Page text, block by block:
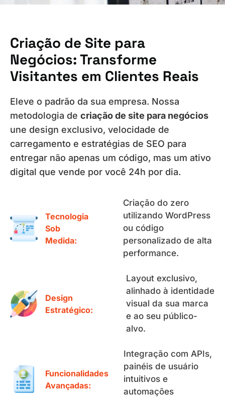
Criação de Site para
Negócios: Transforme
Visitantes em Clientes Reais
Eleve o padrão da sua empresa. Nossa
metodologia de criação de site para negócios
une design exclusivo, velocidade de
carregamento e estratégias de SEO para
entregar não apenas um código, mas um ativo
digital que vende por você 24h por dia.
Tecnologia
Sob
Medida:
Criação do zero
utilizando WordPress
ou código
personalizado de alta
performance.
Design
Estratégico:
Layout exclusivo,
alinhado à identidade
visual da sua marca
e ao seu público-
alvo.
Funcionalidades
Avançadas:
Integração com APIs,
painéis de usuário
intuitivos e
automações